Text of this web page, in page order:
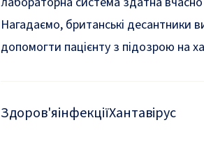
Нагадаємо, британські десантники
допомогти пацієнту з підозрою на
Здоров'яінфекціїХантавірус